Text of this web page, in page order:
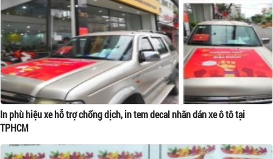
In phù hiệu xe hỗ trợ chống dịch, in tem decal nhãn dán xe ô tô tại
TPHCM